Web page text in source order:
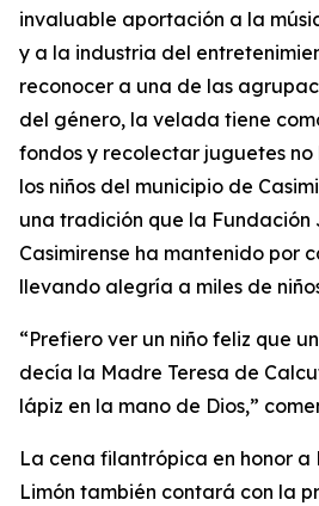
invaluable aportación a la
y a la industria del
reconocer a una de las
del género, la velada tiene
fondos y recolectar juguetes
los niños del municipio de
una tradición que la Fundación
Casimirense ha mantenido por
llevando alegría a miles de
“Prefiero ver un niño feliz que
decía la Madre Teresa de
lápiz en la mano de Dios,”
La cena filantrópica en honor a
Limón también contará con la